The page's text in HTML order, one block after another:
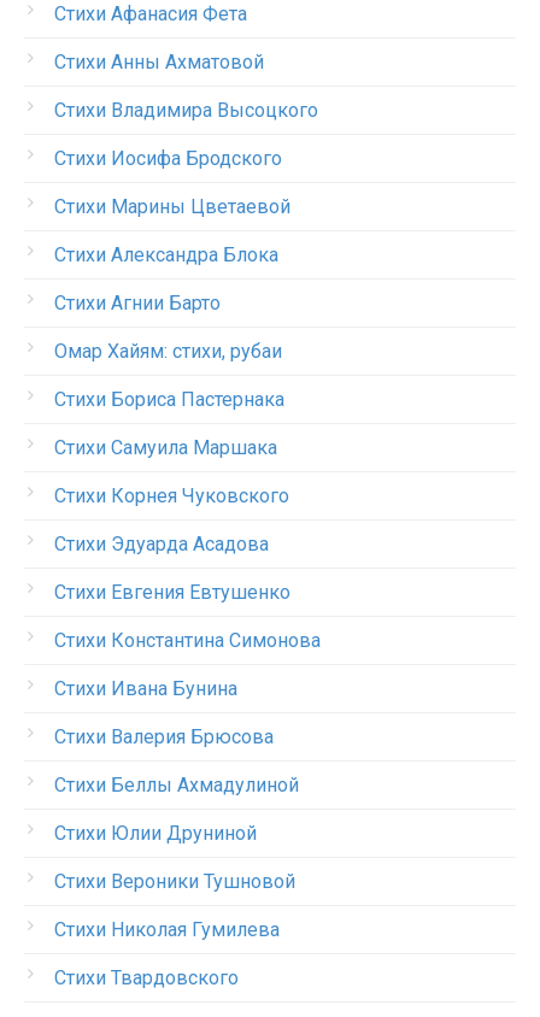
Стихи Афанасия Фета
Стихи Анны Ахматовой
Стихи Владимира Высоцкого
Стихи Иосифа Бродского
Стихи Марины Цветаевой
Стихи Александра Блока
Стихи Агнии Барто
Омар Хайям: стихи, рубаи
Стихи Бориса Пастернака
Стихи Самуила Маршака
Стихи Корнея Чуковского
Стихи Эдуарда Асадова
Стихи Евгения Евтушенко
Стихи Константина Симонова
Стихи Ивана Бунина
Стихи Валерия Брюсова
Стихи Беллы Ахмадулиной
Стихи Юлии Друниной
Стихи Вероники Тушновой
Стихи Николая Гумилева
Стихи Твардовского